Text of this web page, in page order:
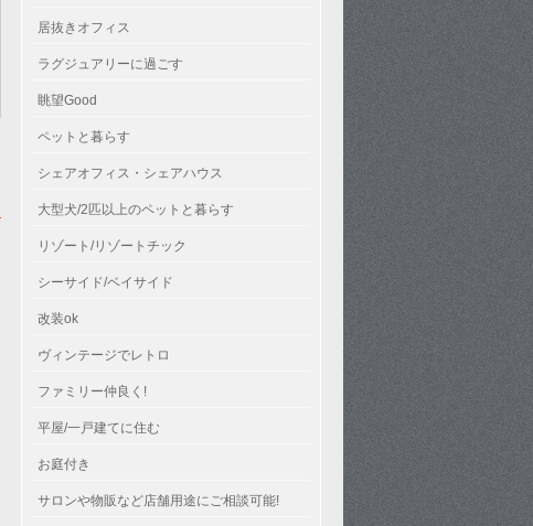
居抜きオフィス
ラグジュアリーに過ごす
眺望Good
ペットと暮らす
シェアオフィス・シェアハウス
大型犬/2匹以上のペットと暮らす
リゾート/リゾートチック
シーサイド/ベイサイド
改装ok
ヴィンテージでレトロ
ファミリー仲良く!
平屋/一戸建てに住む
お庭付き
サロンや物販など店舗用途にご相談可能!